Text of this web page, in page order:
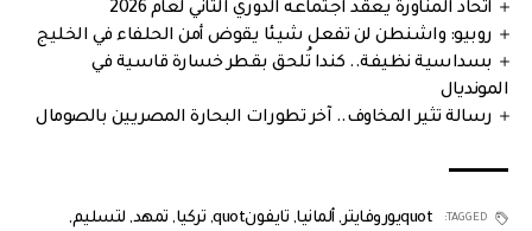
اتحاد المناورة يعقد اجتماعه الدوري الثاني لعام 2026
روبيو: واشنطن لن تفعل شيئا يقوض أمن الحلفاء في الخليج
بسداسية نظيفة.. كندا تُلحق بقطر خسارة قاسية في
المونديال
رسالة تثير المخاوف.. آخر تطورات البحارة المصريين بالصومال
TAGGED: quotيوروفايتر , ألمانيا, تايفونquot , تركيا, تمهد, لتسليم,